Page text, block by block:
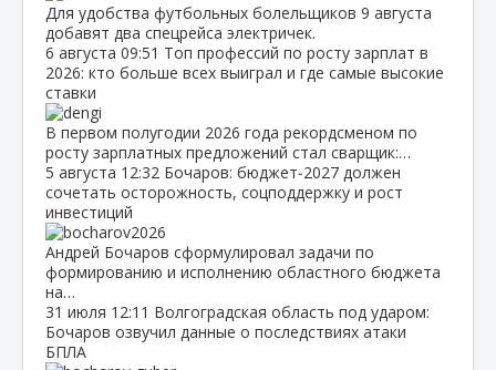
Для удобства футбольных болельщиков 9 августа
добавят два спецрейса электричек.
6 августа 09:51 Топ профессий по росту зарплат в
2026: кто больше всех выиграл и где самые высокие
ставки
В первом полугодии 2026 года рекордсменом по
росту зарплатных предложений стал сварщик:…
5 августа 12:32 Бочаров: бюджет‑2027 должен
сочетать осторожность, соцподдержку и рост
инвестиций
Андрей Бочаров сформулировал задачи по
формированию и исполнению областного бюджета
на…
31 июля 12:11 Волгоградская область под ударом:
Бочаров озвучил данные о последствиях атаки
БПЛА